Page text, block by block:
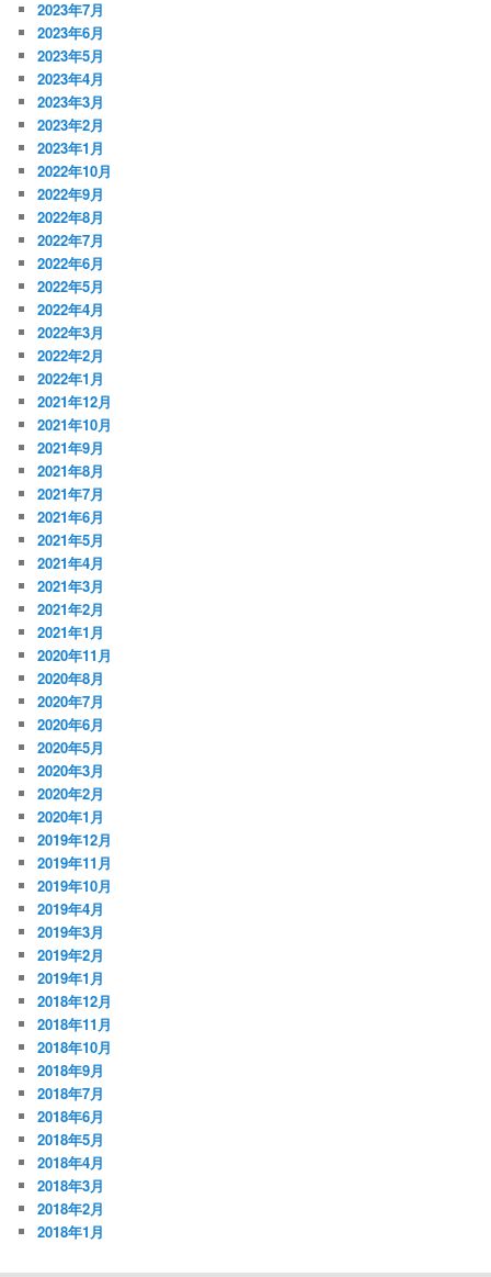
2023年7月
2023年6月
2023年5月
2023年4月
2023年3月
2023年2月
2023年1月
2022年10月
2022年9月
2022年8月
2022年7月
2022年6月
2022年5月
2022年4月
2022年3月
2022年2月
2022年1月
2021年12月
2021年10月
2021年9月
2021年8月
2021年7月
2021年6月
2021年5月
2021年4月
2021年3月
2021年2月
2021年1月
2020年11月
2020年8月
2020年7月
2020年6月
2020年5月
2020年3月
2020年2月
2020年1月
2019年12月
2019年11月
2019年10月
2019年4月
2019年3月
2019年2月
2019年1月
2018年12月
2018年11月
2018年10月
2018年9月
2018年7月
2018年6月
2018年5月
2018年4月
2018年3月
2018年2月
2018年1月